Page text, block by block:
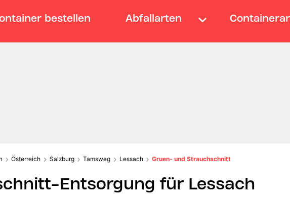
bestellen Abfallarten
Österreich Salzburg Tamsweg Lessach Gruen- und Strauchschnitt
Entsorgung für Lessach